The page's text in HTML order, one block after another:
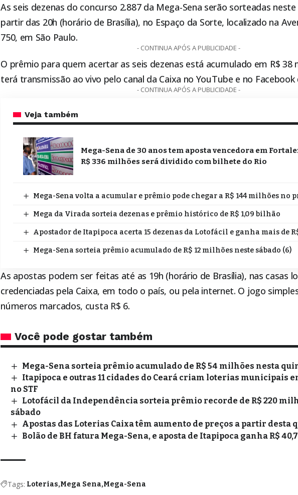
As seis dezenas do concurso 2.887 da Mega-Sena serão sorteadas
partir das 20h (horário de Brasília), no Espaço da Sorte, localizado na
750, em São Paulo.
- CONTINUA APÓS A PUBLICIDADE -
O prêmio para quem acertar as seis dezenas está acumulado em R$ 38
terá transmissão ao vivo pelo canal da Caixa no YouTube e no Facebook
- CONTINUA APÓS A PUBLICIDADE -
Veja também
Mega-Sena de 30 anos tem aposta vencedora em
R$ 336 milhões será dividido com bilhete do Rio
Mega-Sena volta a acumular e prêmio pode chegar a R$ 144 milhões no
Mega da Virada sorteia dezenas e prêmio histórico de R$ 1,09 bilhão
Apostador de Itapipoca acerta 15 dezenas da Lotofácil e ganha mais de
Mega-Sena sorteia prêmio acumulado de R$ 12 milhões neste sábado (6)
As apostas podem ser feitas até as 19h (horário de Brasília), nas casas
credenciadas pela Caixa, em todo o país, ou pela internet. O jogo
números marcados, custa R$ 6.
Você pode gostar também
Mega-Sena sorteia prêmio acumulado de R$ 54 milhões nesta
Itapipoca e outras 11 cidades do Ceará criam loterias municipais
no STF
Lotofácil da Independência sorteia prêmio recorde de R$ 220
sábado
Apostas das Loterias Caixa têm aumento de preços a partir desta
Bolão de BH fatura Mega-Sena, e aposta de Itapipoca ganha R$
Tags: Loterias Mega Sena Mega-Sena